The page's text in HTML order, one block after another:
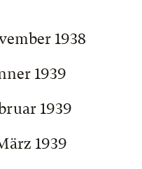
1938
1939
1939
1939